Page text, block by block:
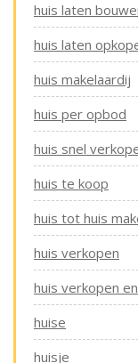
huis laten
huis laten
huis makelaardij
huis per opbod
huis snel
huis te koop
huis tot huis
huis verkopen
huis verkopen
huise
huisje